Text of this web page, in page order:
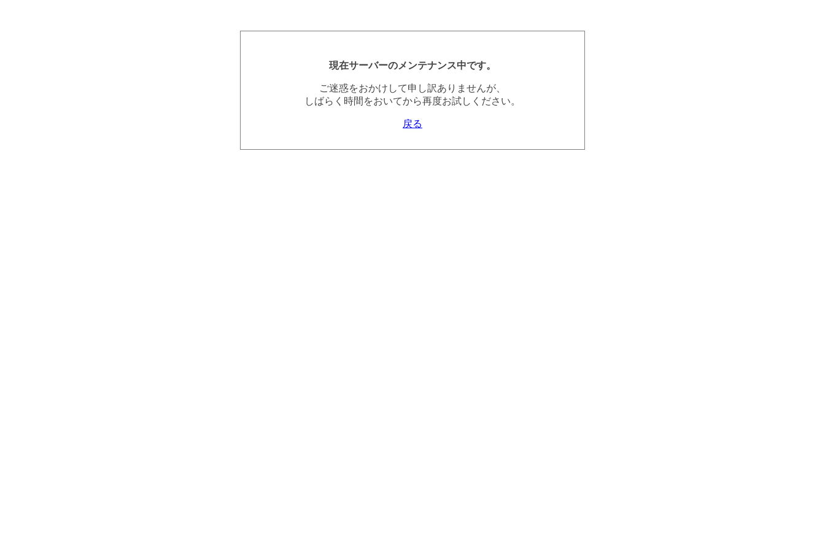
現在サーバーのメンテナンス中です。
ご迷惑をおかけして申し訳ありませんが、
しばらく時間をおいてから再度お試しください。
戻る